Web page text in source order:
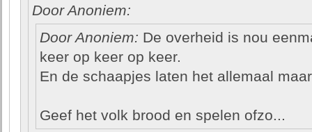
Door Anoniem:
Door Anoniem: De overheid is nou
keer op keer op keer.
En de schaapjes laten het allemaal
Geef het volk brood en spelen ofzo...